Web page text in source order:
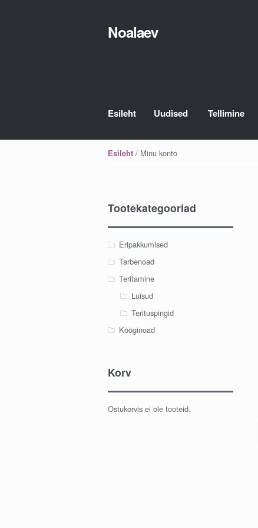
Skip
Skip
Noalaev
Esileht Uudised Tellimine
Esileht / Minu konto
Tootekategooriad
Eripakkumised
Tarbenoad
Teritamine
Luisud
Terituspingid
Kööginoad
Korv
Ostukorvis ei ole tooteid.